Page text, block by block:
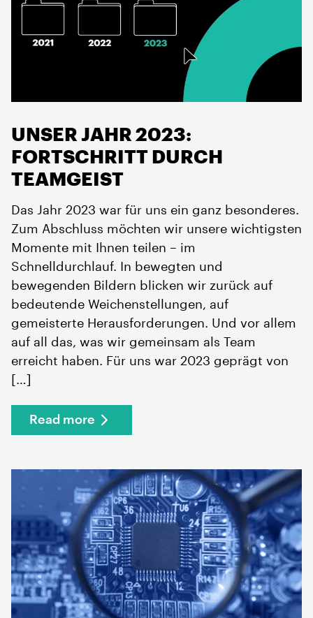
UNSER JAHR 2023:
FORTSCHRITT DURCH
TEAMGEIST
Das Jahr 2023 war für uns ein ganz besonderes.
Zum Abschluss möchten wir unsere wichtigsten
Momente mit Ihnen teilen – im
Schnelldurchlauf. In bewegten und
bewegenden Bildern blicken wir zurück auf
bedeutende Weichenstellungen, auf
gemeisterte Herausforderungen. Und vor allem
auf all das, was wir gemeinsam als Team
erreicht haben. Für uns war 2023 geprägt von
[…]
Read more